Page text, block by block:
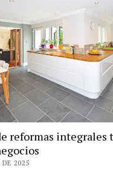
reformas integrales
DE 2025